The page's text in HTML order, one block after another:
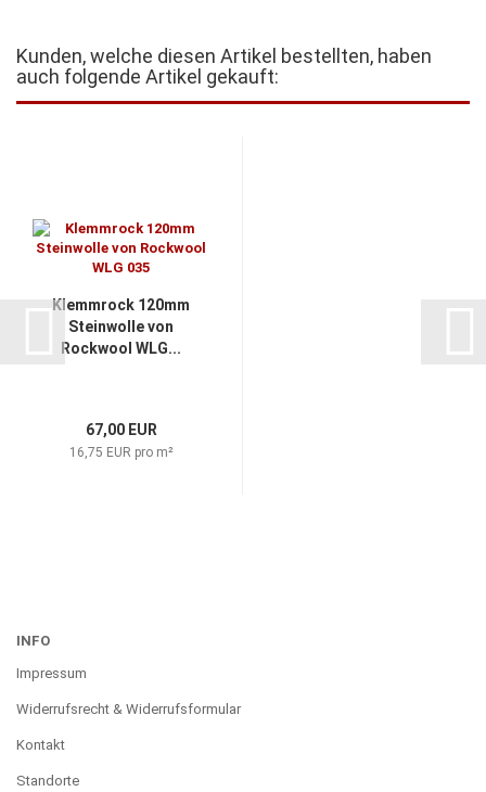
Kunden, welche diesen Artikel bestellten, haben
auch folgende Artikel gekauft:
Klemmrock 120mm
Steinwolle von
Rockwool WLG...
67,00 EUR
16,75 EUR pro m²
INFO
Impressum
Widerrufsrecht & Widerrufsformular
Kontakt
Standorte